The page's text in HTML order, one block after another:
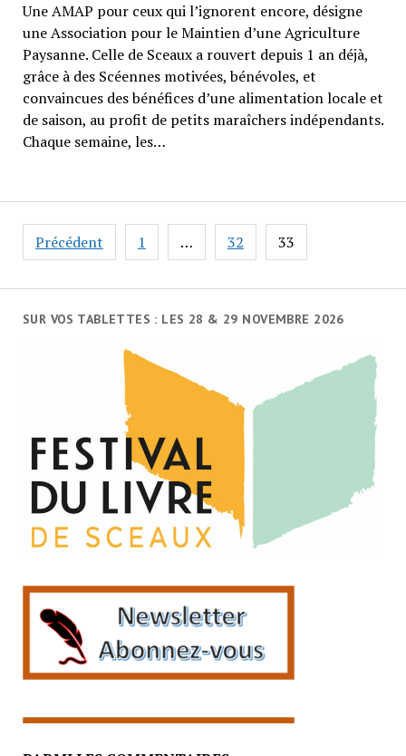
SUR VOS TABLETTES : LES 28 & 29 NOVEMBRE 2026
Une AMAP pour ceux qui l’ignorent encore, désigne
une Association pour le Maintien d’une Agriculture
Paysanne. Celle de Sceaux a rouvert depuis 1 an déjà,
grâce à des Scéennes motivées, bénévoles, et
convaincues des bénéfices d’une alimentation locale et
de saison, au profit de petits maraîchers indépendants.
Chaque semaine, les…
Navigation
des
Précédent 1 … 32 33